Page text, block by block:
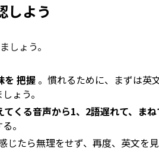
しよう
しょう。
を 把握 。慣れるために、まずは英
ょう。
てくる音声から1、2語遅れて、ま
。
じたら無理をせず、再度、英文を